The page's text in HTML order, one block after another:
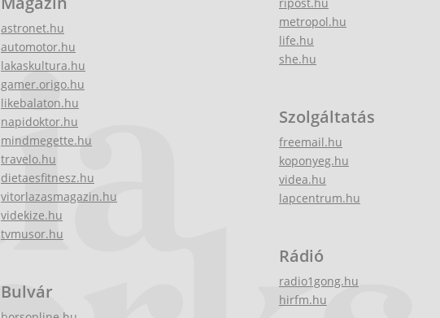
astronet.hu
automotor.hu
lakaskultura.hu
gamer.origo.hu
likebalaton.hu
napidoktor.hu
mindmegette.hu
travelo.hu
dietaesfitnesz.hu
vitorlazasmagazin.hu
videkize.hu
tvmusor.hu
Bulvár
metropol.hu
life.hu
she.hu
Szolgáltatás
freemail.hu
koponyeg.hu
videa.hu
lapcentrum.hu
Rádió
radio1gong.hu
hirfm.hu